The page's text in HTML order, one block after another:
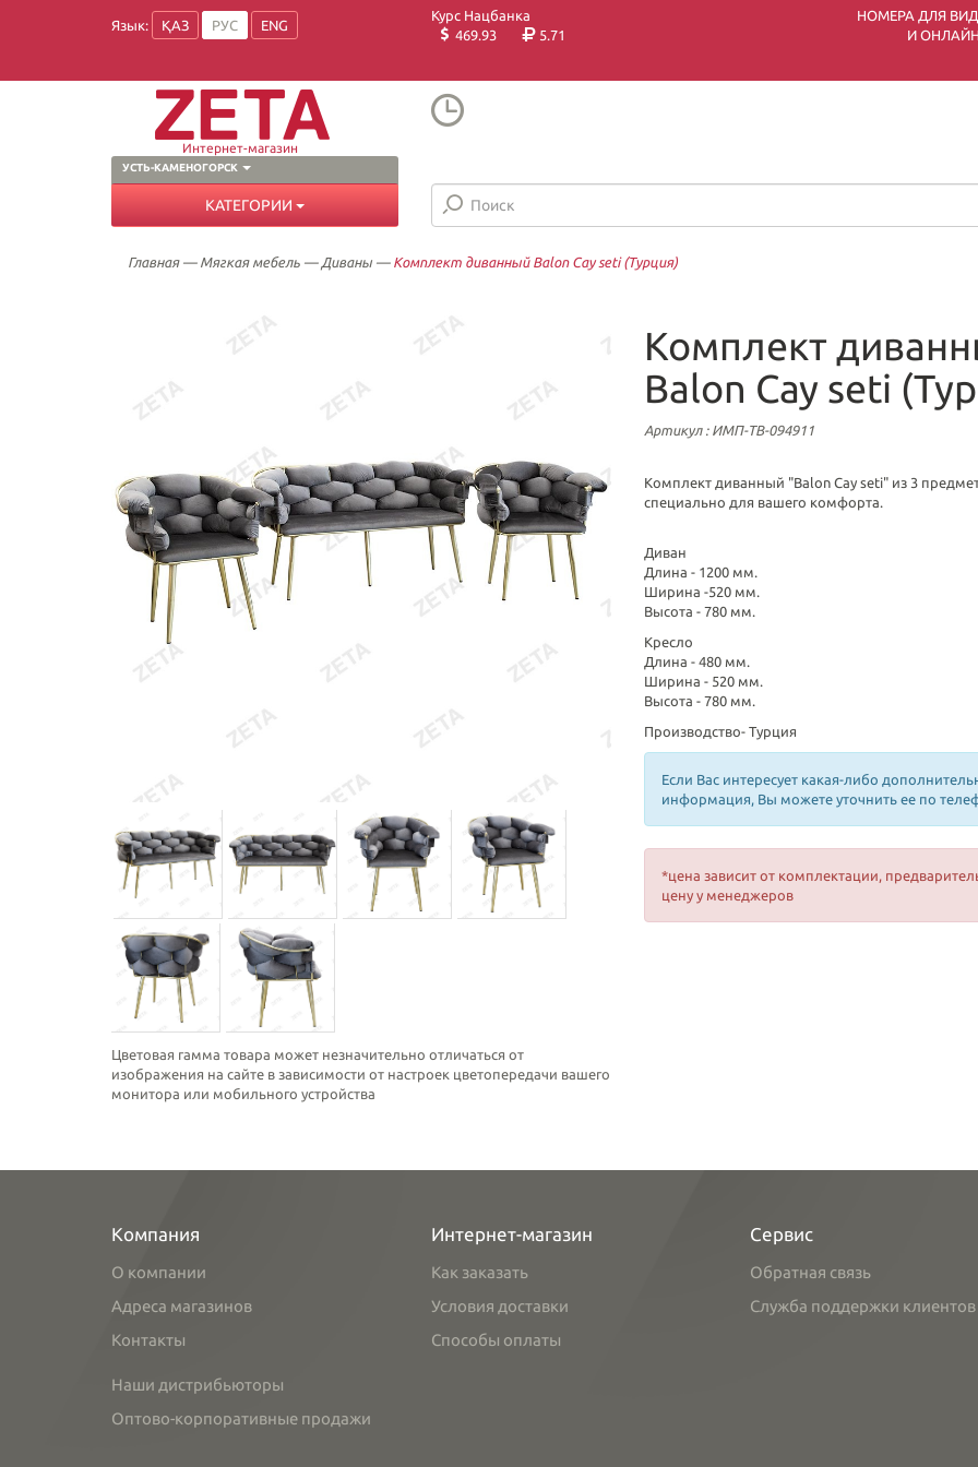
Язык: ҚАЗ РУС ENG
Курс Нацбанка
469.93
5.71
НОМЕРА ДЛЯ
И
УСТЬ-КАМЕНОГОРСК
Интернет-магазин
КАТЕГОРИИ
Главная— Мягкая мебель — Диваны — Комплект диванный Balon Cay seti (Турция)
Цветовая гамма товара может незначительно отличаться от
изображения на сайте в зависимости от настроек цветопередачи вашего
монитора или мобильного устройства
Комплект
Balon Cay seti
Артикул: ИМП-ТВ-094911
Комплект диванный "Balon Cay seti" из 3
специально для вашего комфорта.
Диван
Длина - 1200 мм.
Ширина -520 мм.
Высота - 780 мм.
Кресло
Длина - 480 мм.
Ширина - 520 мм.
Высота - 780 мм.
Производство- Турция
Если Вас интересует какая-либо
информация, Вы можете уточнить ее по
*цена зависит от комплектации,
цену у менеджеров
Компания
О компании
Адреса магазинов
Контакты
Наши дистрибьюторы
Оптово-корпоративные продажи
Интернет-магазин
Как заказать
Условия доставки
Способы оплаты
Сервис
Обратная связь
Служба поддержки клиентов